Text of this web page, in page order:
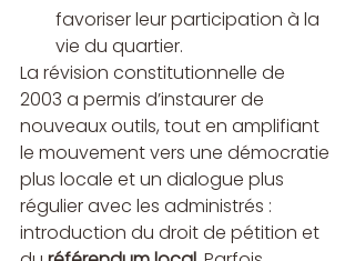
favoriser leur participation à la
vie du quartier.
La révision constitutionnelle de
2003 a permis d’instaurer de
nouveaux outils, tout en amplifiant
le mouvement vers une démocratie
plus locale et un dialogue plus
régulier avec les administrés :
introduction du droit de pétition et